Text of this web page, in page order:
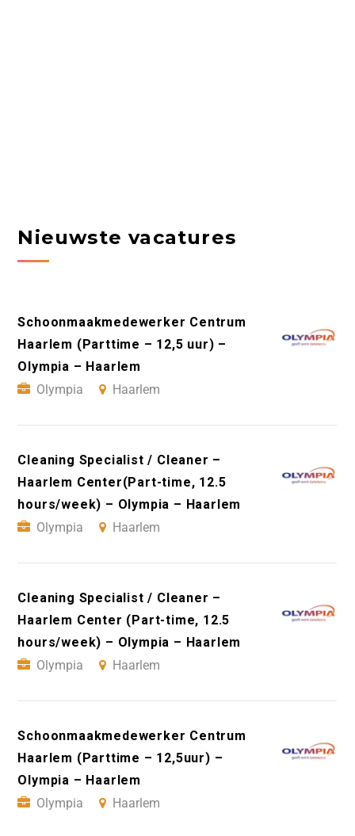
Nieuwste vacatures
Schoonmaakmedewerker Centrum
Haarlem (Parttime – 12,5 uur) –
Olympia – Haarlem
Olympia
Haarlem
Cleaning Specialist / Cleaner –
Haarlem Center(Part-time, 12.5
hours/week) – Olympia – Haarlem
Olympia
Haarlem
Cleaning Specialist / Cleaner –
Haarlem Center (Part-time, 12.5
hours/week) – Olympia – Haarlem
Olympia
Haarlem
Schoonmaakmedewerker Centrum
Haarlem (Parttime – 12,5uur) –
Olympia – Haarlem
Olympia
Haarlem